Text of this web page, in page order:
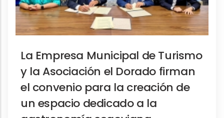
La Empresa Municipal de Turismo
y la Asociación el Dorado firman
el convenio para la creación de
un espacio dedicado a la